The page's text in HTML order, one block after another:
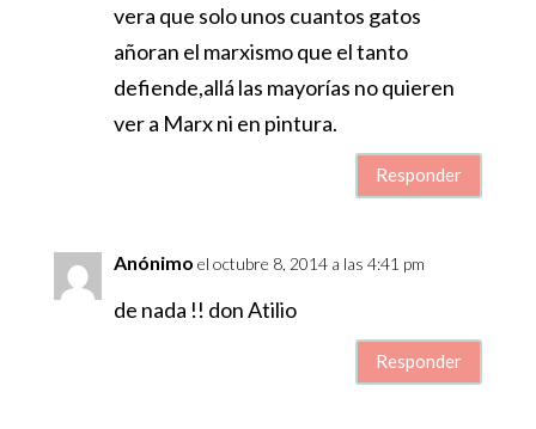
vera que solo unos cuantos gatos
añoran el marxismo que el tanto
defiende,allá las mayorías no quieren
ver a Marx ni en pintura.
Responder
Anónimo el octubre 8, 2014 a las 4:41 pm
de nada !! don Atilio
Responder